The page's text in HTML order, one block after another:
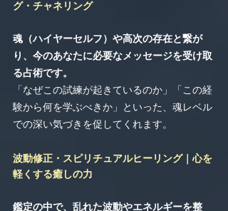
グ・チャネリング
魂（ハイヤーセルフ）や高次の存在と繋が
り、今のあなたに必要なメッセージを受け取
る占術です。
「なぜこの試練が起きているのか」「この経
験から何を学ぶべきか」といった、魂レベル
での深い気づきを促してくれます。
波動修正・スピリチュアルヒーリング｜心を
軽くする癒しの力
鑑定の中で、乱れた波動やエネルギーを整